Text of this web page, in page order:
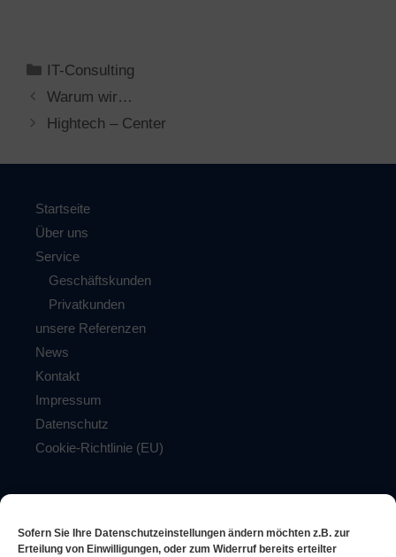
Sofern Sie Ihre Datenschutzeinstellungen ändern möchten z.B. zur
Erteilung von Einwilligungen, oder zum Widerruf bereits erteilter
Kategorien
IT-Consulting
Warum wir…
Hightech – Center
Startseite
Über uns
Service
Geschäftskunden
Privatkunden
unsere Referenzen
News
Kontakt
Impressum
Datenschutz
Cookie-Richtlinie (EU)
Antivirus – Lösungen
Backup und Storage Lösungen